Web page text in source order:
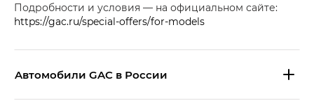
Подробности и условия — на официальном сайте:
https://gac.ru/special-offers/for-models
Aвтомобили GAC в России